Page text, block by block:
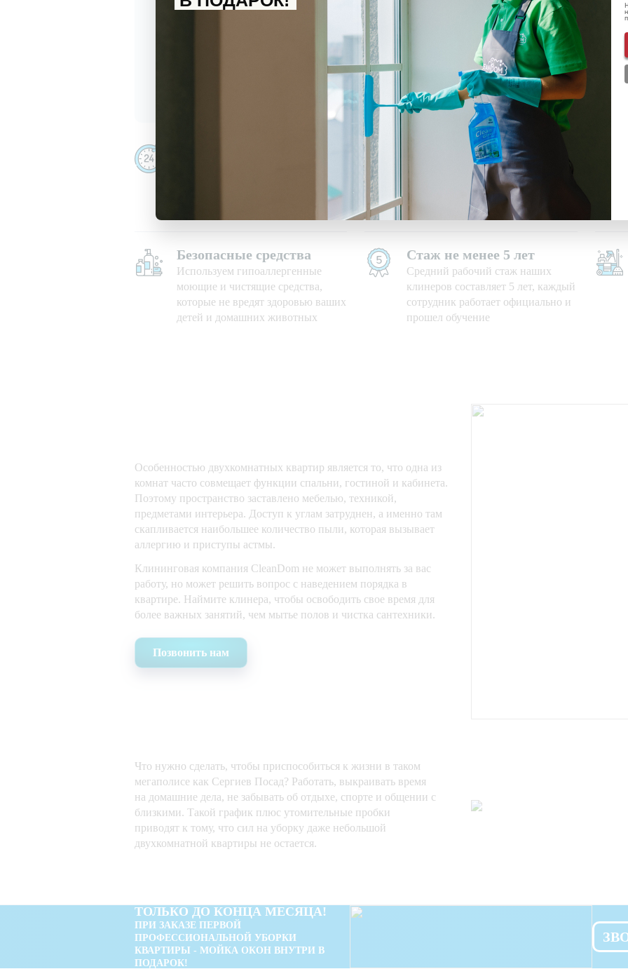
санузел
политикой обработки персональных данных ознакомлен(-а) и даюсогласие на обработку
на получение информации о скидках и акциях
Используем свои средства
Приезжаем на уборку с
профессиональными моющими
средствами и необходимым
оборудованием
Безопасные средства
Используем гипоаллергенные
моющие и чистящие средства,
которые не вредят здоровью ваших
детей и домашних животных
Стаж не менее 5 лет
Средний рабочий стаж наших
клинеров составляет 5 лет, каждый
сотрудник работает официально и
прошел обучение
Особенностью двухкомнатных квартир является то, что одна из
комнат часто совмещает функции спальни, гостиной и кабинета.
Поэтому пространство заставлено мебелью, техникой,
предметами интерьера. Доступ к углам затруднен, а именно там
скапливается наибольшее количество пыли, которая вызывает
аллергию и приступы астмы.
Клининговая компания CleanDom не может выполнять за вас
работу, но может решить вопрос с наведением порядка в
квартире. Наймите клинера, чтобы освободить свое время для
более важных занятий, чем мытье полов и чистка сантехники.
Позвонить нам
Что нужно сделать, чтобы приспособиться к жизни в таком
мегаполисе как Сергиев Посад? Работать, выкраивать время
на домашние дела, не забывать об отдыхе, спорте и общении с
близкими. Такой график плюс утомительные пробки
приводят к тому, что сил на уборку даже небольшой
двухкомнатной квартиры не остается.
ТОЛЬКО ДО КОНЦА МЕСЯЦА!
ПРИ ЗАКАЗЕ ПЕРВОЙ
ПРОФЕССИОНАЛЬНОЙ УБОРКИ
КВАРТИРЫ - МОЙКА ОКОН ВНУТРИ В
ПОДАРОК!